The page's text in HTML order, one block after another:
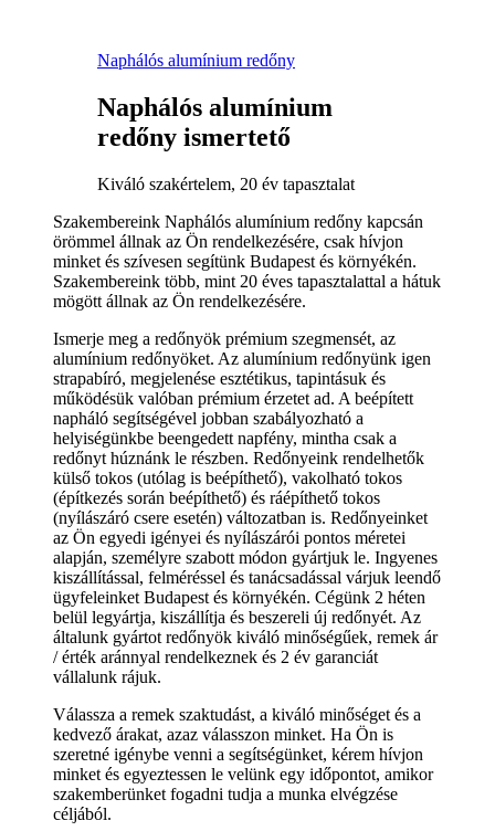
Naphálós alumínium redőny
Naphálós alumínium
redőny ismertető
Kiváló szakértelem, 20 év tapasztalat
Szakembereink Naphálós alumínium redőny kapcsán
örömmel állnak az Ön rendelkezésére, csak hívjon
minket és szívesen segítünk Budapest és környékén.
Szakembereink több, mint 20 éves tapasztalattal a hátuk
mögött állnak az Ön rendelkezésére.
Ismerje meg a redőnyök prémium szegmensét, az
alumínium redőnyöket. Az alumínium redőnyünk igen
strapabíró, megjelenése esztétikus, tapintásuk és
működésük valóban prémium érzetet ad. A beépített
napháló segítségével jobban szabályozható a
helyiségünkbe beengedett napfény, mintha csak a
redőnyt húznánk le részben. Redőnyeink rendelhetők
külső tokos (utólag is beépíthető), vakolható tokos
(építkezés során beépíthető) és ráépíthető tokos
(nyílászáró csere esetén) változatban is. Redőnyeinket
az Ön egyedi igényei és nyílászárói pontos méretei
alapján, személyre szabott módon gyártjuk le. Ingyenes
kiszállítással, felméréssel és tanácsadással várjuk leendő
ügyfeleinket Budapest és környékén. Cégünk 2 héten
belül legyártja, kiszállítja és beszereli új redőnyét. Az
általunk gyártot redőnyök kiváló minőségűek, remek ár
/ érték aránnyal rendelkeznek és 2 év garanciát
vállalunk rájuk.
Válassza a remek szaktudást, a kiváló minőséget és a
kedvező árakat, azaz válasszon minket. Ha Ön is
szeretné igénybe venni a segítségünket, kérem hívjon
minket és egyeztessen le velünk egy időpontot, amikor
szakemberünket fogadni tudja a munka elvégzése
céljából.